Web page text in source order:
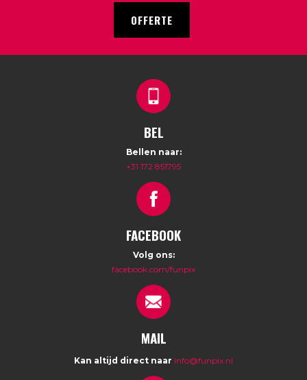
OFFERTE
BEL
Bellen naar:
+31 172 851795
FACEBOOK
Volg ons:
facebook.com/funpix
MAIL
Kan altijd direct naar info@funpix.nl